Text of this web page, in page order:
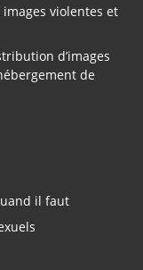
images violentes et
d’images
de
il faut